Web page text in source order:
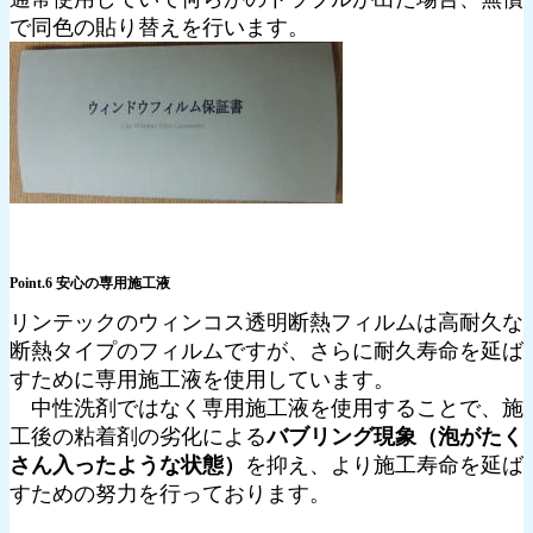
で同色の貼り替えを行います。
Point.6 安心の専用施工液
リンテックのウィンコス透明断熱フィルムは高耐久な
断熱タイプのフィルムですが、さらに耐久寿命を延ば
すために専用施工液を使用しています。
中性洗剤ではなく専用施工液を使用することで、施
工後の粘着剤の劣化によるバブリング現象（泡がたく
さん入ったような状態） を抑え、より施工寿命を延ば
すための努力を行っております。